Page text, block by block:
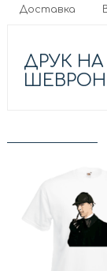
Доставка
ДРУК НА
ШЕВРОН